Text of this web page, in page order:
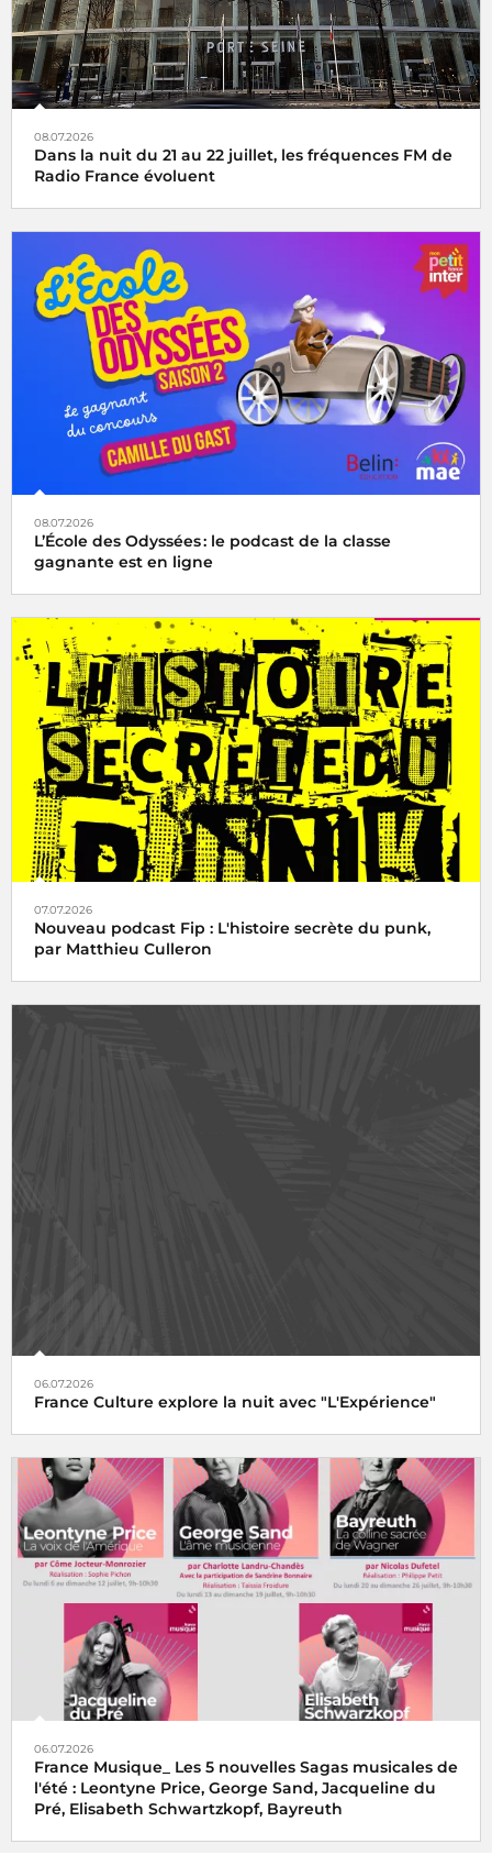
08.07.2026
Dans la nuit du 21 au 22 juillet, les fréquences FM de
Radio France évoluent
08.07.2026
L’École des Odyssées : le podcast de la classe
gagnante est en ligne
07.07.2026
Nouveau podcast Fip : L'histoire secrète du punk,
par Matthieu Culleron
06.07.2026
France Culture explore la nuit avec "L'Expérience"
06.07.2026
France Musique_ Les 5 nouvelles Sagas musicales de
l'été : Leontyne Price, George Sand, Jacqueline du
Pré, Elisabeth Schwartzkopf, Bayreuth